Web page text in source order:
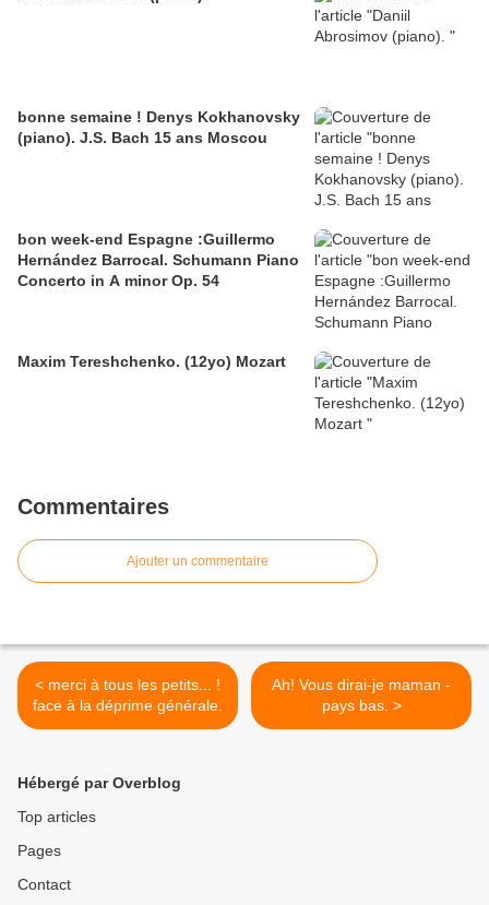
bonne semaine ! Denys Kokhanovsky
(piano). J.S. Bach 15 ans Moscou
bon week-end Espagne :Guillermo
Hernández Barrocal. Schumann Piano
Concerto in A minor Op. 54
Maxim Tereshchenko. (12yo) Mozart
Commentaires
Ajouter un commentaire
< merci à tous les petits... !
face à la déprime générale.
Ah! Vous dirai-je maman -
pays bas. >
Hébergé par Overblog
Top articles
Pages
Contact